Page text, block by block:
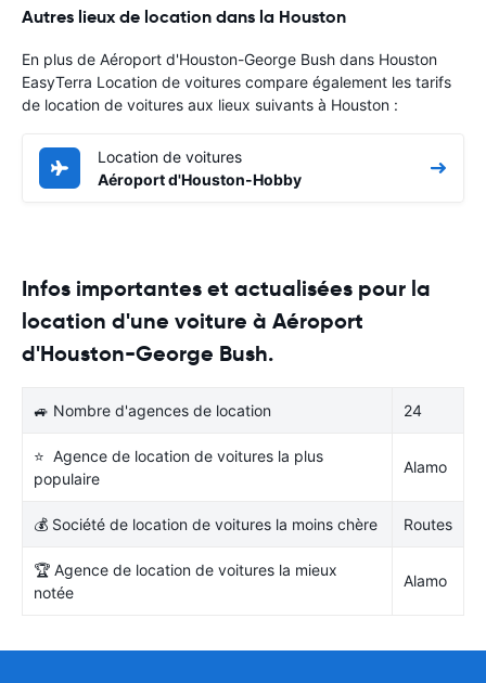
Autres lieux de location dans la Houston
En plus de Aéroport d'Houston-George Bush dans Houston
EasyTerra Location de voitures compare également les tarifs
de location de voitures aux lieux suivants à Houston :
Location de voitures
Aéroport d'Houston-Hobby
Infos importantes et actualisées pour la
location d'une voiture à Aéroport
d'Houston-George Bush.
🚙 Nombre d'agences de location 24
⭐ Agence de location de voitures la plus
populaire
Alamo
💰 Société de location de voitures la moins chère Routes
🏆 Agence de location de voitures la mieux
notée
Alamo